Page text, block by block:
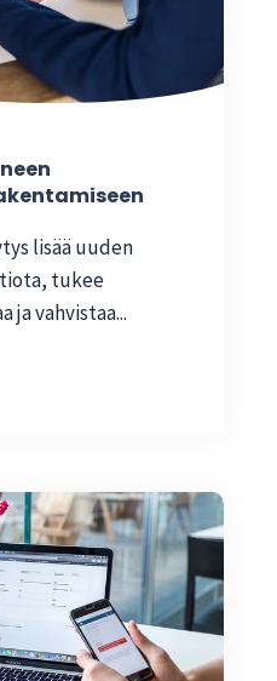
lisää uuden
tukee
ja vahvistaa...